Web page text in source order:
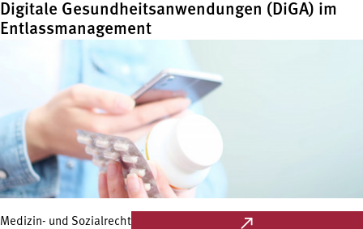
Digitale Gesundheitsanwendungen (DiGA) im
Entlassmanagement
Medizin- und Sozialrecht